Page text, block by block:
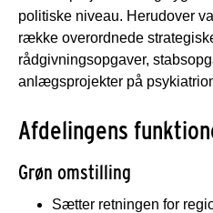
politiske niveau. Herudover
række overordnede
rådgivningsopgaver,
anlægsprojekter på
Afdelingens
Grøn omstilling
Sætter retningen for